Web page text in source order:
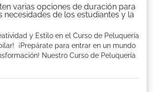
varias opciones de duración para
necesidades de los estudiantes y la
y Estilo en el Curso de Peluquería
¡Prepárate para entrar en un mundo
Nuestro Curso de Peluquería